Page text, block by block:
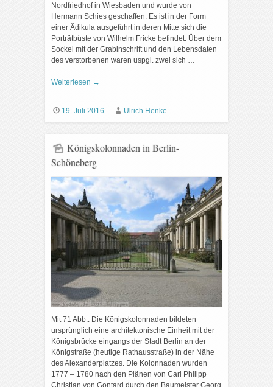
Nordfriedhof in Wiesbaden und wurde von
Hermann Schies geschaffen. Es ist in der Form
einer Ädikula ausgeführt in deren Mitte sich die
Porträtbüste von Wilhelm Fricke befindet. Über dem
Sockel mit der Grabinschrift und den Lebensdaten
des verstorbenen waren uspgl. zwei sich …
Weiterlesen →
19. Juli 2016 Ulrich Henke
Königskolonnaden in Berlin-
Schöneberg
Mit 71 Abb.: Die Königskolonnaden bildeten
ursprünglich eine architektonische Einheit mit der
Königsbrücke eingangs der Stadt Berlin an der
Königstraße (heutige Rathausstraße) in der Nähe
des Alexanderplatzes. Die Kolonnaden wurden
1777 – 1780 nach den Plänen von Carl Philipp
Christian von Gontard durch den Baumeister Georg